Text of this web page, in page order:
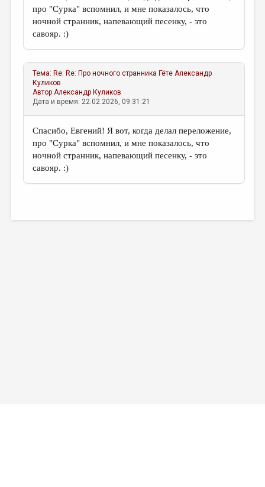
про "Сурка" вспомнил, и мне показалось, что
ночной странник, напевающий песенку, - это
савояр. :)
Тема: Re: Re: Про ночного странника Гёте Александр
Куликов
АвторАлександр Куликов
Дата и время: 22.02.2026, 09:31:21
Спасибо, Евгений! Я вот, когда делал переложение,
про "Сурка" вспомнил, и мне показалось, что
ночной странник, напевающий песенку, - это
савояр. :)